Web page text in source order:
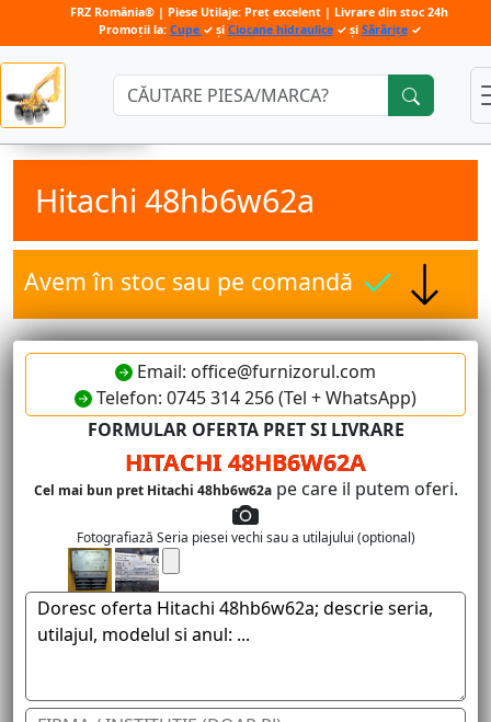
Căutare:
Hitachi 48hb6w62a
Avem în stoc sau pe comandă
Email: office@furnizorul.com
Telefon: 0745 314 256 (Tel + WhatsApp)
FORMULAR OFERTA PRET SI LIVRARE
HITACHI 48HB6W62A
Cel mai bun pret Hitachi 48hb6w62ape care il putem oferi.
Fotografiază Seria piesei vechi sau a utilajului (optional)
FRZ România® | Piese Utilaje: Preț excelent | Livrare din stoc 24h
Promoții la: Cupe ✓ și Ciocane hidraulice✓ și Sărărițe✓